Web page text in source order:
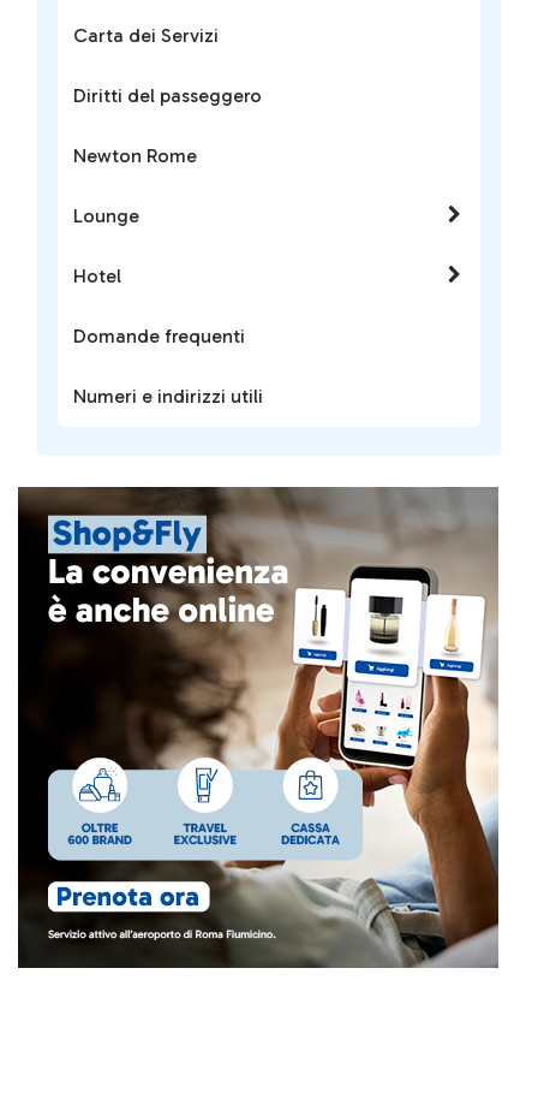
Carta dei Servizi
Diritti del passeggero
Newton Rome
Lounge
Hotel
Domande frequenti
Numeri e indirizzi utili